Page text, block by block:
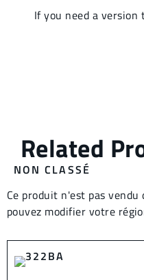
NON CLASSÉ
Ce produit n'est pas vendu
pouvez modifier votre